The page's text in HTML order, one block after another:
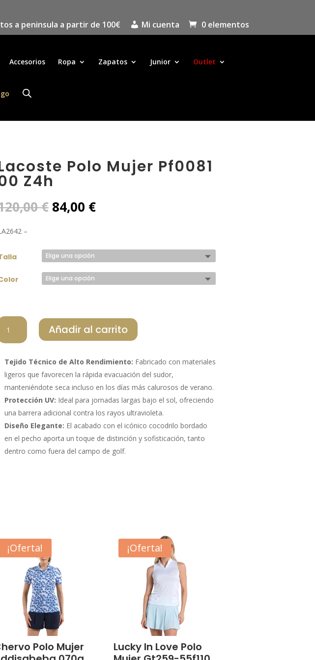
a peninsula a partir de 100€ Mi cuenta 0 elementos
Accesorios Ropa Zapatos Junior Outlet
Polo Mujer Pf0081
Z4h
€ El
precio
120,00 €.
84,00 €El
precio
84,00 €.
–
POLO
Z4H
cantidad
Añadir al carrito
Tejido Técnico de Alto Rendimiento: Fabricado con materiales
ligeros que favorecen la rápida evacuación del sudor,
manteniéndote seca incluso en los días más calurosos de verano.
Protección UV: Ideal para jornadas largas bajo el sol, ofreciendo
una barrera adicional contra los rayos ultravioleta.
Diseño Elegante: El acabado con el icónico cocodrilo bordado
en el pecho aporta un toque de distinción y sofisticación, tanto
dentro como fuera del campo de golf.
¡Oferta!
Polo Mujer
¡Oferta!
Lucky In Love Polo